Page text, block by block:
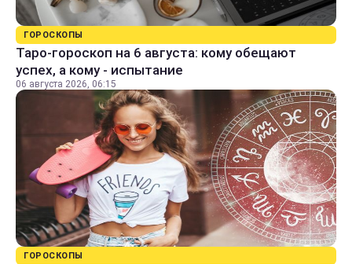
ГОРОСКОПЫ
Таро-гороскоп на 6 августа: кому обещают
успех, а кому - испытание
06 августа 2026, 06:15
ГОРОСКОПЫ